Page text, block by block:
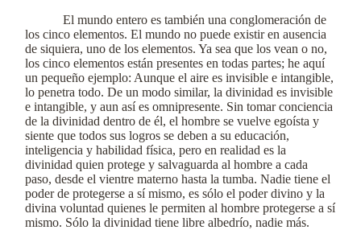
El mundo entero es también una conglomeración de
los cinco elementos. El mundo no puede existir en ausencia
de siquiera, uno de los elementos. Ya sea que los vean o no,
los cinco elementos están presentes en todas partes; he aquí
un pequeño ejemplo: Aunque el aire es invisible e intangible,
lo penetra todo. De un modo similar, la divinidad es invisible
e intangible, y aun así es omnipresente. Sin tomar conciencia
de la divinidad dentro de él, el hombre se vuelve egoísta y
siente que todos sus logros se deben a su educación,
inteligencia y habilidad física, pero en realidad es la
divinidad quien protege y salvaguarda al hombre a cada
paso, desde el vientre materno hasta la tumba. Nadie tiene el
poder de protegerse a sí mismo, es sólo el poder divino y la
divina voluntad quienes le permiten al hombre protegerse a sí
mismo. Sólo la divinidad tiene libre albedrío, nadie más.